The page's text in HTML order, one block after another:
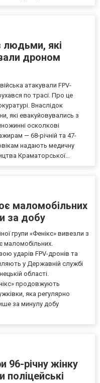
людьми, які
дроном
атакували FPV-
по трасі. Про це
Внаслідок
які евакуйовувались з
осколкові
— 68-річній та 47-
надають медичну
Краматорської...
маломобільних
за добу
групи «Фенікс» вивезли з
маломобільних.
ударів FPV-дронів та
у Державній службі
області.
продовжують
яка регулярно
за минулу добу
96-річну жінку